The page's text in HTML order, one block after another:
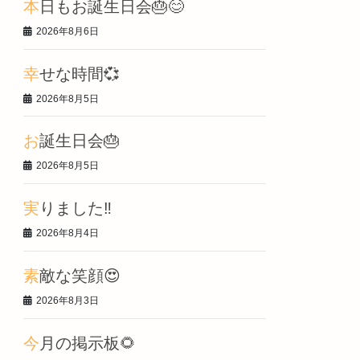
本日もお誕生日会🎂😊
2026年8月6日
幸せな時間💞
2026年8月5日
お誕生日会🎂
2026年8月5日
実りました‼️
2026年8月4日
素敵な笑顔😍
2026年8月3日
今月の掲示板🌻